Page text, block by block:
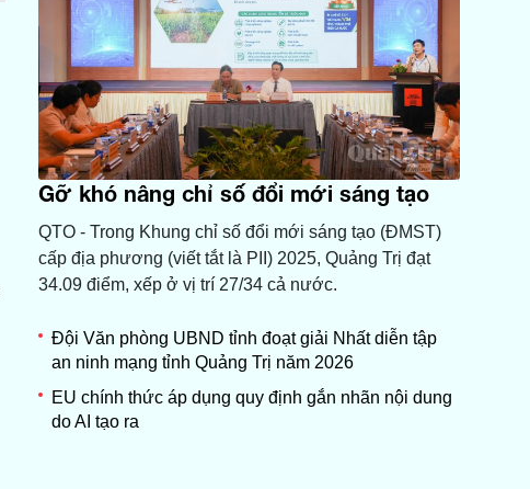
Gỡ khó nâng chỉ số đổi mới sáng tạo
QTO - Trong Khung chỉ số đổi mới sáng tạo (ĐMST)
cấp địa phương (viết tắt là PII) 2025, Quảng Trị đạt
34.09 điểm, xếp ở vị trí 27/34 cả nước.
Đội Văn phòng UBND tỉnh đoạt giải Nhất diễn tập
an ninh mạng tỉnh Quảng Trị năm 2026
EU chính thức áp dụng quy định gắn nhãn nội dung
do AI tạo ra